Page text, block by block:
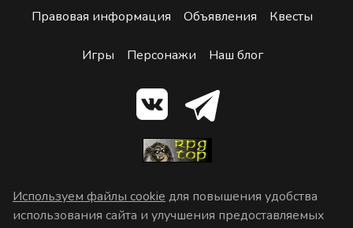
Правовая информация Объявления Квесты
Игры Персонажи Наш блог
Используем файлы cookie для повышения удобства
использования сайта и улучшения предоставляемых